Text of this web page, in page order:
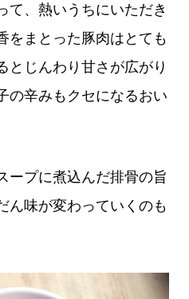
て、熱いうちにいただき
をまとった豚肉はとても
とじんわり甘さが広がり
の辛みもクセになるおい
ープに煮込んだ排骨の旨
ん味が変わっていくのも